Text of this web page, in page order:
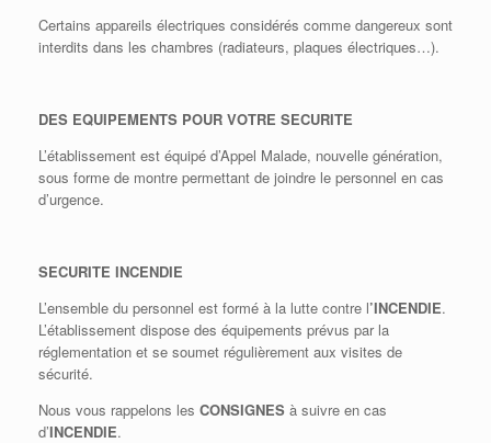
Certains appareils électriques considérés comme dangereux sont
interdits dans les chambres (radiateurs, plaques électriques…).
DES EQUIPEMENTS POUR VOTRE SECURITE
L’établissement est équipé d’Appel Malade, nouvelle génération,
sous forme de montre permettant de joindre le personnel en cas
d’urgence.
SECURITE INCENDIE
L’ensemble du personnel est formé à la lutte contre l’INCENDIE.
L’établissement dispose des équipements prévus par la
réglementation et se soumet régulièrement aux visites de
sécurité.
Nous vous rappelons les CONSIGNES à suivre en cas
d’INCENDIE.